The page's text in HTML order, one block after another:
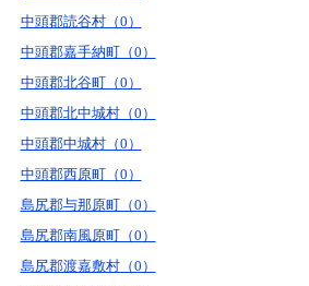
中頭郡読谷村（0）
中頭郡嘉手納町（0）
中頭郡北谷町（0）
中頭郡北中城村（0）
中頭郡中城村（0）
中頭郡西原町（0）
島尻郡与那原町（0）
島尻郡南風原町（0）
島尻郡渡嘉敷村（0）